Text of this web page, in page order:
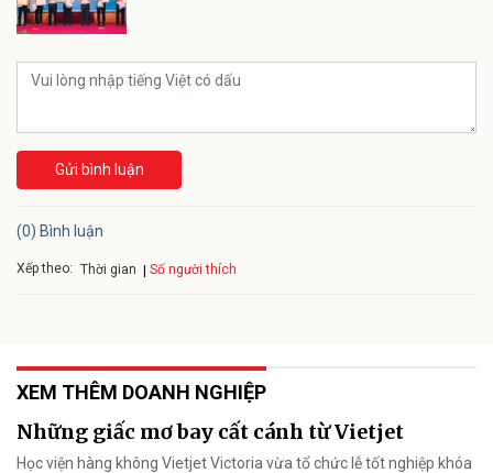
Gửi bình luận
(0) Bình luận
Xếp theo: Thời gian Số người thích
XEM THÊM DOANH NGHIỆP
Những giấc mơ bay cất cánh từ Vietjet
Học viện hàng không Vietjet Victoria vừa tổ chức lễ tốt nghiệp khóa